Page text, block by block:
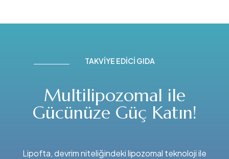
TAKVIYE EDICI GIDA
Multilipozomal ile
Gücünüze Güç Katın!
Lipofta, devrim niteliğindeki lipozomal teknoloji ile